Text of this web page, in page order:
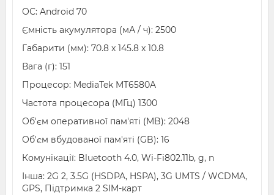
ОС: Android 70
Ємність акумулятора (мА / ч): 2500
Габарити (мм): 70.8 x 145.8 x 10.8
Вага (г): 151
Процесор: MediaTek MT6580A
Частота процесора (МГц) 1300
Об'єм оперативної пам'яті (MB): 2048
Об'єм вбудованої пам'яті (GB): 16
Комунікації: Bluetooth 4.0, Wi-Fi802.11b, g, n
Інша: 2G 2, 3.5G (HSDPA, HSPA), 3G UMTS / WCDMA,
GPS, Підтримка 2 SIM-карт